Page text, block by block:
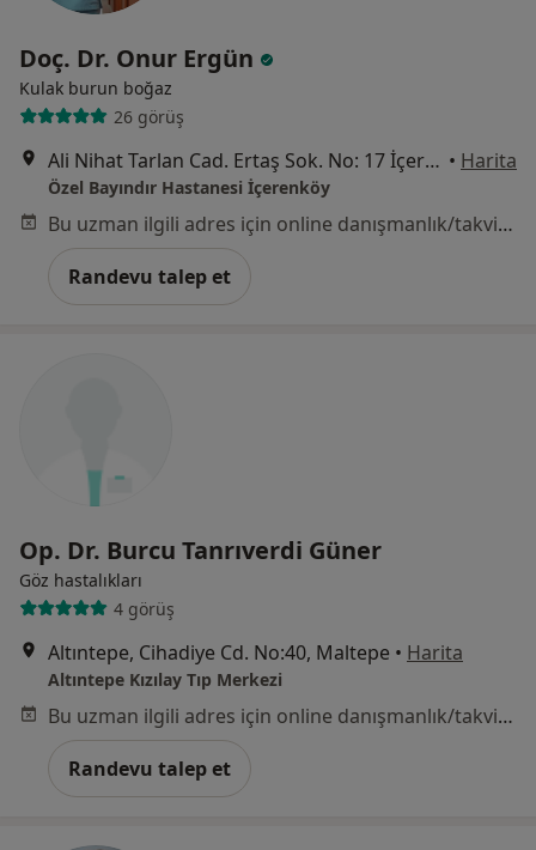
Doç. Dr. Onur Ergün
Kulak burun boğaz
26 görüş
Ali Nihat Tarlan Cad. Ertaş Sok. No: 17 İçerenköy, Ataşehir • Harita
Özel Bayındır Hastanesi İçerenköy
Bu uzman ilgili adres için online danışmanlık/takvim sunmuyor.
Randevu talep et
Op. Dr. Burcu Tanrıverdi Güner
Göz hastalıkları
4 görüş
Altıntepe, Cihadiye Cd. No:40, Maltepe • Harita
Altıntepe Kızılay Tıp Merkezi
Bu uzman ilgili adres için online danışmanlık/takvim sunmuyor.
Randevu talep et